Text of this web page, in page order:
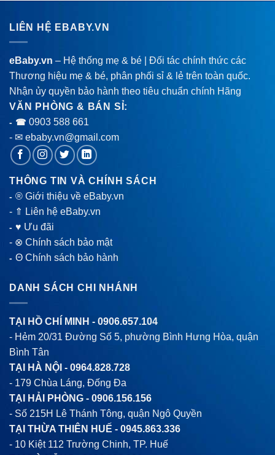
LIÊN HỆ EBABY.VN
eBaby.vn – Hệ thống mẹ & bé | Đối tác chính thức các
Thương hiệu mẹ & bé, phân phối sỉ & lẻ trên toàn quốc.
Nhận ủy quyền bảo hành theo tiêu chuẩn chính Hãng
VĂN PHÒNG & BÁN SỈ:
- ☎ 0903 588 661
- ✉ ebaby.vn@gmail.com
THÔNG TIN VÀ CHÍNH SÁCH
-® Giới thiệu về eBaby.vn
- ⇑ Liên hệ eBaby.vn
-♥ Ưu đãi
- ⊗ Chính sách bảo mật
-Θ Chính sách bảo hành
DANH SÁCH CHI NHÁNH
TẠI HỒ CHÍ MINH - 0906.657.104
- Hẻm 20/31 Đường Số 5, phường Bình Hưng Hòa, quận
Bình Tân
TẠI HÀ NỘI - 0964.828.728
- 179 Chùa Láng, Đống Đa
TẠI HẢI PHÒNG - 0906.156.156
- Số 215H Lê Thánh Tông, quận Ngô Quyền
TẠI THỪA THIÊN HUẾ - 0945.863.336
- 10 Kiệt 112 Trường Chinh, TP. Huế